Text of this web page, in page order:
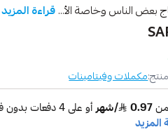
قراءة المزيد
مكملات وفيتامينات